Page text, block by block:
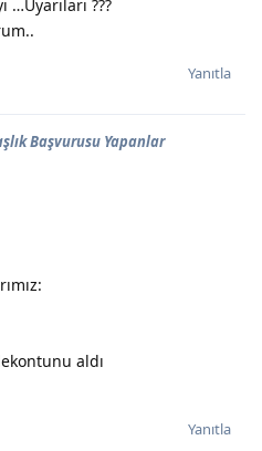
…Uyarıları ???
Yanıtla
Başvurusu Yapanlar
aldı
Yanıtla